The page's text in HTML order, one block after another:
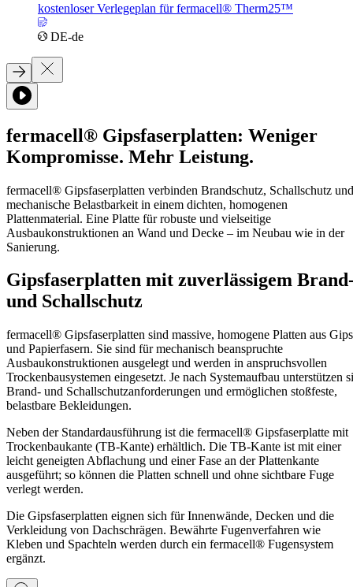
kostenloser Verlegeplan für fermacell® Therm25™
DE-de
fermacell® Gipsfaserplatten: Weniger
Kompromisse. Mehr Leistung.
fermacell® Gipsfaserplatten verbinden Brandschutz, Schallschutz und
mechanische Belastbarkeit in einem dichten, homogenen
Plattenmaterial. Eine Platte für robuste und vielseitige
Ausbaukonstruktionen an Wand und Decke – im Neubau wie in der
Sanierung.
Gipsfaserplatten mit zuverlässigem
und Schallschutz
fermacell® Gipsfaserplatten sind massive, homogene Platten aus Gips
und Papierfasern. Sie sind für mechanisch beanspruchte
Ausbaukonstruktionen ausgelegt und werden in anspruchsvollen
Trockenbausystemen eingesetzt. Je nach Systemaufbau unterstützen
Brand- und Schallschutzanforderungen und ermöglichen stoßfeste,
belastbare Bekleidungen.
Neben der Standardausführung ist die fermacell® Gipsfaserplatte mit
Trockenbaukante (TB-Kante) erhältlich. Die TB-Kante ist mit einer
leicht geneigten Abflachung und einer Fase an der Plattenkante
ausgeführt; so können die Platten schnell und ohne sichtbare Fuge
verlegt werden.
Die Gipsfaserplatten eignen sich für Innenwände, Decken und die
Verkleidung von Dachschrägen. Bewährte Fugenverfahren wie
Kleben und Spachteln werden durch ein fermacell® Fugensystem
ergänzt.